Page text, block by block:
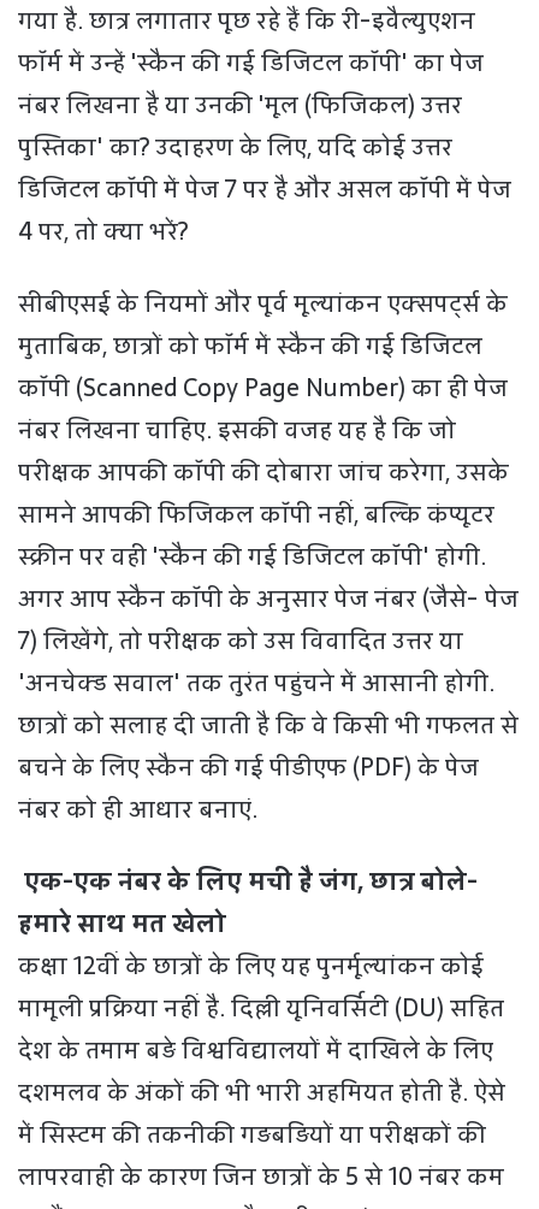
गया है. छात्र लगातार पूछ रहे हैं कि री-इवैल्युएशन
फॉर्म में उन्हें 'स्कैन की गई डिजिटल कॉपी' का पेज
नंबर लिखना है या उनकी 'मूल (फिजिकल) उत्तर
पुस्तिका' का? उदाहरण के लिए, यदि कोई उत्तर
डिजिटल कॉपी में पेज 7 पर है और असल कॉपी में पेज
4 पर, तो क्या भरें?
सीबीएसई के नियमों और पूर्व मूल्यांकन एक्सपर्ट्स के
मुताबिक, छात्रों को फॉर्म में स्कैन की गई डिजिटल
कॉपी (Scanned Copy Page Number) का ही पेज
नंबर लिखना चाहिए. इसकी वजह यह है कि जो
परीक्षक आपकी कॉपी की दोबारा जांच करेगा, उसके
सामने आपकी फिजिकल कॉपी नहीं, बल्कि कंप्यूटर
स्क्रीन पर वही 'स्कैन की गई डिजिटल कॉपी' होगी.
अगर आप स्कैन कॉपी के अनुसार पेज नंबर (जैसे- पेज
7) लिखेंगे, तो परीक्षक को उस विवादित उत्तर या
'अनचेक्ड सवाल' तक तुरंत पहुंचने में आसानी होगी.
छात्रों को सलाह दी जाती है कि वे किसी भी गफलत से
बचने के लिए स्कैन की गई पीडीएफ (PDF) के पेज
नंबर को ही आधार बनाएं.
एक-एक नंबर के लिए मची है जंग, छात्र बोले-
हमारे साथ मत खेलो
कक्षा 12वीं के छात्रों के लिए यह पुनर्मूल्यांकन कोई
मामूली प्रक्रिया नहीं है. दिल्ली यूनिवर्सिटी (DU) सहित
देश के तमाम बड़े विश्वविद्यालयों में दाखिले के लिए
दशमलव के अंकों की भी भारी अहमियत होती है. ऐसे
में सिस्टम की तकनीकी गड़बड़ियों या परीक्षकों की
लापरवाही के कारण जिन छात्रों के 5 से 10 नंबर कम